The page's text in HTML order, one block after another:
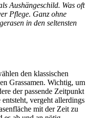
Aushängeschild. Was oft
Pflege. Ganz ohne
in den seltensten
den klassischen
Grassamen. Wichtig, um
der passende Zeitpunkt
vergeht allerdings
mit der Zeit zu